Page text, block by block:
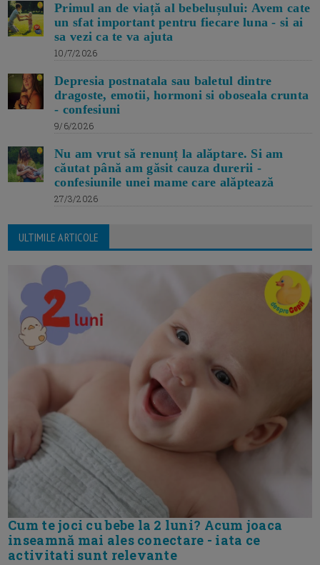
Primul an de viață al bebelușului: Avem cate
un sfat important pentru fiecare luna - si ai
sa vezi ca te va ajuta
10/7/2026
Depresia postnatala sau baletul dintre
dragoste, emotii, hormoni si oboseala crunta
- confesiuni
9/6/2026
Nu am vrut să renunț la alăptare. Si am
căutat până am găsit cauza durerii -
confesiunile unei mame care alăptează
27/3/2026
ULTIMILE ARTICOLE
Cum te joci cu bebe la 2 luni? Acum joaca
inseamnă mai ales conectare - iata ce
activitati sunt relevante